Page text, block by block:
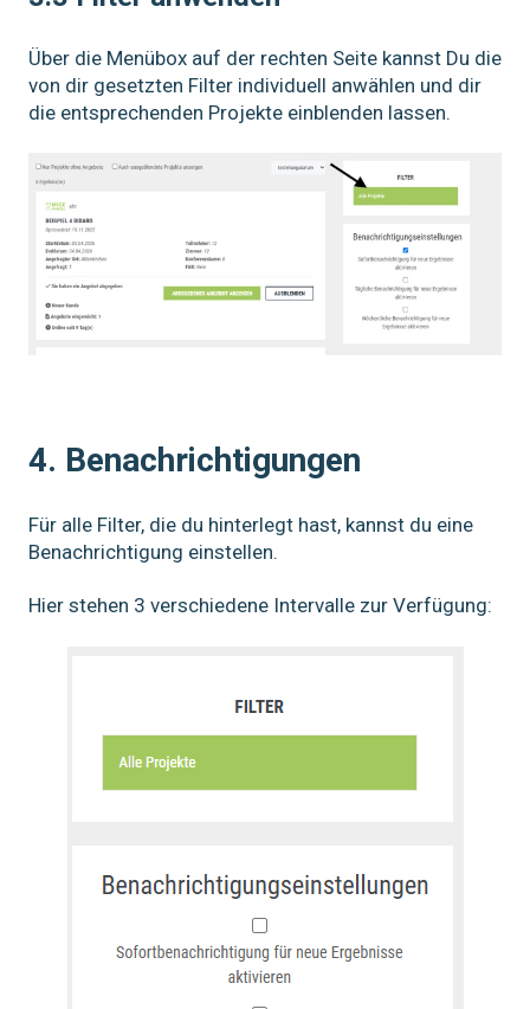
Über die Menübox auf der rechten Seite kannst Du die
von dir gesetzten Filter individuell anwählen und dir
die entsprechenden Projekte einblenden lassen.
4. Benachrichtigungen
Für alle Filter, die du hinterlegt hast, kannst du eine
Benachrichtigung einstellen.
Hier stehen 3 verschiedene Intervalle zur Verfügung: